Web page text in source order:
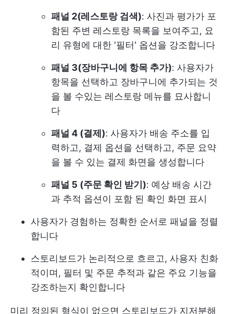
패널 2(레스토랑 검색): 사진과 평가가 포
함된 주변 레스토랑 목록을 보여주고, 요
리 유형에 대한 '필터' 옵션을 강조합니다
패널 3(장바구니에 항목 추가): 사용자가
항목을 선택하고 장바구니에 추가되는 것
을 볼 수있는 레스토랑 메뉴를 묘사합니
다
패널 4 (결제): 사용자가 배송 주소를 입
력하고, 결제 옵션을 선택하고, 주문 요약
을 볼 수 있는 결제 화면을 생성합니다
패널 5 (주문 확인 받기): 예상 배송 시간
과 추적 옵션이 포함 된 확인 화면 표시
사용자가 경험하는 정확한 순서로 패널을 정렬
합니다
스토리보드가 논리적으로 흐르고, 사용자 친화
적이며, 필터 및 주문 추적과 같은 주요 기능을
강조하는지 확인합니다
미리 정의된 형식이 없으면 스토리보드가 지저분해